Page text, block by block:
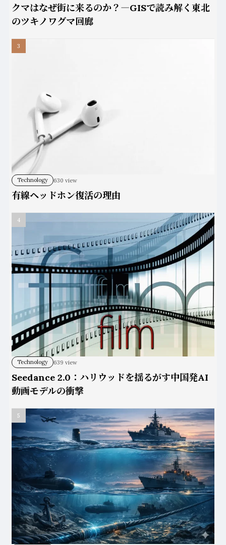
クマはなぜ街に来るのか？―GISで読み解く東北
のツキノワグマ回廊
Technology 630 view
有線ヘッドホン復活の理由
Technology 639 view
Seedance 2.0：ハリウッドを揺るがす中国発AI
動画モデルの衝撃